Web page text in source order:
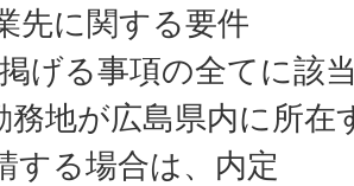
に関する要件
る事項の全てに該
地が広島県内に所在
する場合は、内定